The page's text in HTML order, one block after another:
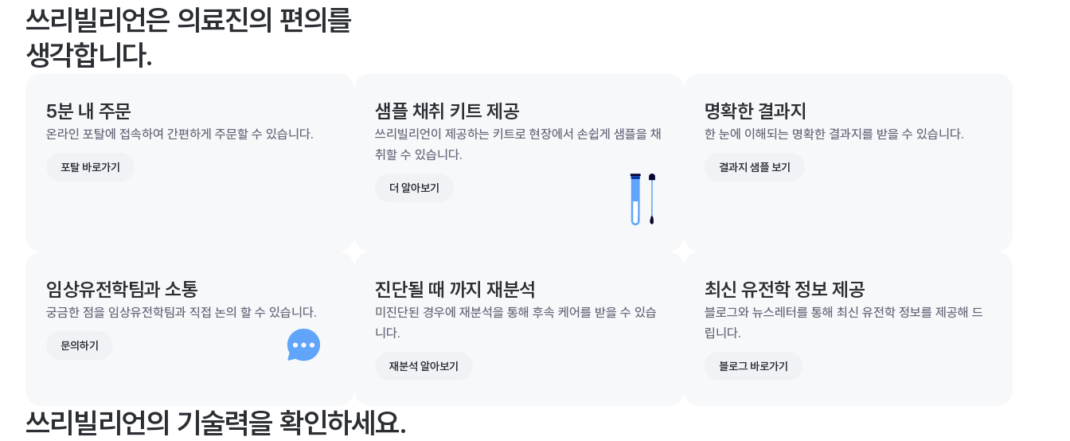
쓰리빌리언은 의료진의 편의를
생각합니다.
5분 내 주문
온라인 포탈에 접속하여 간편하게 주문할 수 있습니다.
포탈 바로가기
샘플 채취 키트 제공
쓰리빌리언이 제공하는 키트로 현장에서 손쉽게 샘플을 채
취할 수 있습니다.
더 알아보기
명확한 결과지
한 눈에 이해되는 명확한 결과지를 받을 수 있습니다.
결과지 샘플 보기
임상유전학팀과 소통
궁금한 점을 임상유전학팀과 직접 논의 할 수 있습니다.
문의하기
진단될 때 까지 재분석
미진단된 경우에 재분석을 통해 후속 케어를 받을 수 있습
니다.
재분석 알아보기
최신 유전학 정보 제공
블로그와 뉴스레터를 통해 최신 유전학 정보를 제공해 드
립니다.
블로그 바로가기
쓰리빌리언의 기술력을 확인하세요.